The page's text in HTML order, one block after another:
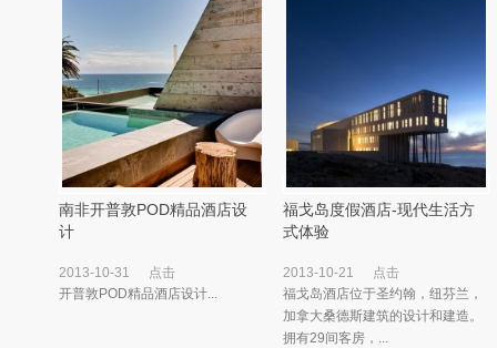
南非开普敦POD精品酒店设
计
2013-10-31
点击
开普敦POD精品酒店设计...
福戈岛度假酒店-现代生活方
式体验
2013-10-21
点击
福戈岛酒店位于圣约翰，纽芬兰，
加拿大桑德斯建筑的设计和建造。
拥有29间客房，...